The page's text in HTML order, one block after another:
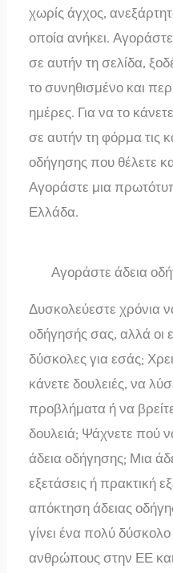
χωρίς άγχος,
οποία ανήκει.
σε αυτήν τη σελίδα,
το συνηθισμένο και
ημέρες. Για να το
σε αυτήν τη φόρμα τις
οδήγησης που θέλετε
Αγοράστε μια
Ελλάδα.
Αγοράστε άδεια
Δυσκολεύεστε χρόνια
οδήγησής σας, αλλά οι
δύσκολες για εσάς;
κάνετε δουλειές, να
προβλήματα ή να
δουλειά; Ψάχνετε πού
άδεια οδήγησης; Μια
εξετάσεις ή πρακτική
απόκτηση άδειας
γίνει ένα πολύ
ανθρώπους στην ΕΕ